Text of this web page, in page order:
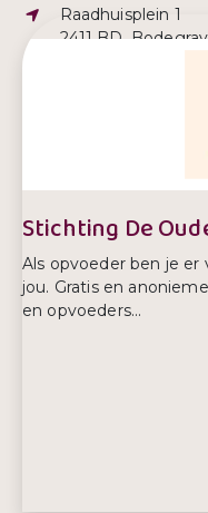
Adres:
Raadhuisplein 1
2411 BD,
Stichting De
Als opvoeder ben je er
jou. Gratis en
en opvoeders...